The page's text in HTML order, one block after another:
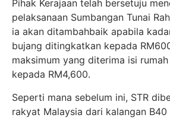
Pihak Kerajaan telah bersetuju
pelaksanaan Sumbangan Tunai
ia akan ditambahbaik apabila
bujang ditingkatkan kepada
maksimum yang diterima isi
kepada RM4,600.
Seperti mana sebelum ini, STR
rakyat Malaysia dari kalangan B40